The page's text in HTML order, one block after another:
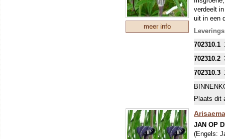
meer info
verdeelt
uit in een
van het
ontstaat.
humus.
702310.1
702310.2
702310.3
Plaats dit
JAN OP
(Engels: